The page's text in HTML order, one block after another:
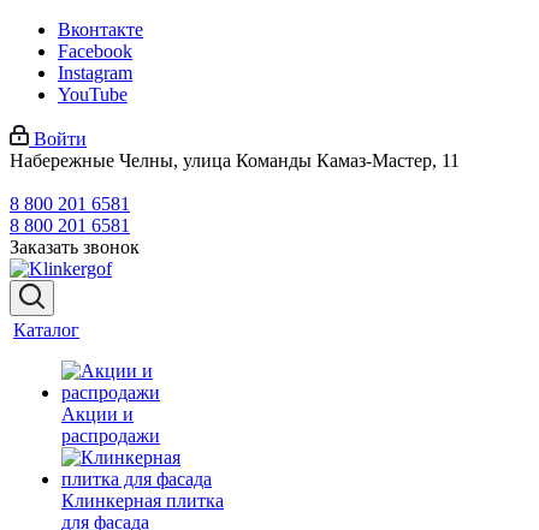
Вконтакте
Facebook
Instagram
YouTube
Войти
Набережные Челны, улица Команды Камаз-Мастер, 11
8 800 201 6581
8 800 201 6581
Заказать звонок
Каталог
Акции и
распродажи
Клинкерная плитка
для фасада